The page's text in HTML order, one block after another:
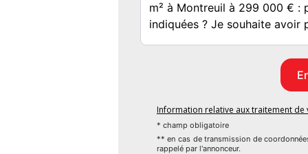
Montant moyen des Charges annuelles :
Procédure sur le Syndicat des
Détail sur la procédure en cours : Pas de
Information relative aux traitement de
* champ obligatoire
** en cas de transmission de
rappelé par l'annonceur.